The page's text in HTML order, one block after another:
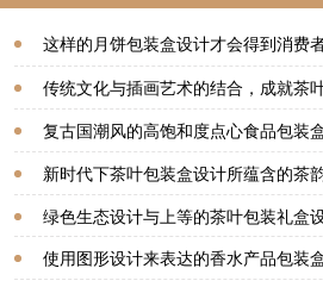
这样的月饼包装盒设计才会得到消
樱美包装
传统文化与插画艺术的结合，成就
樱美包装
复古国潮风的高饱和度点心食品包装
新时代下茶叶包装盒设计所蕴含的茶
绿色生态设计与上等的茶叶包装礼盒
美包装
使用图形设计来表达的香水产品包装